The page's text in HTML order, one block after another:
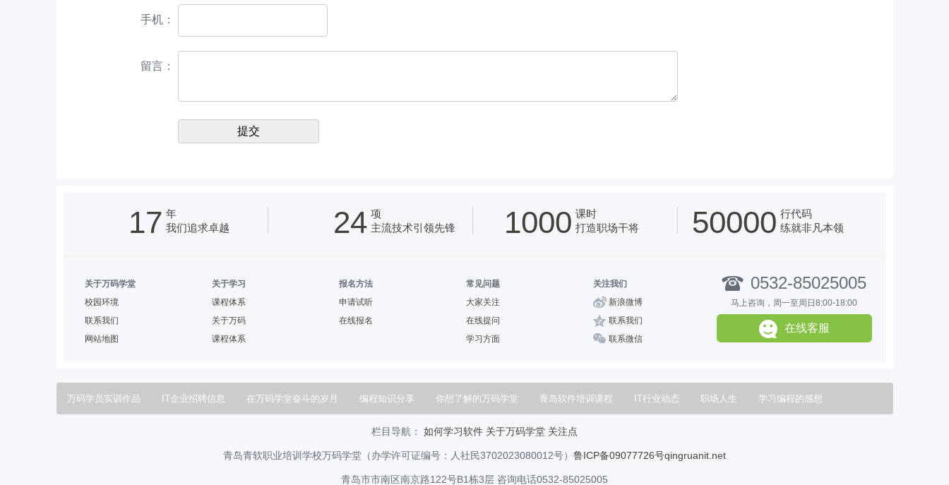
手机：
留言：
17 年
我们追求卓越
24 项
主流技术引领先锋
1000 课时
打造职场干将
50000 行代码
练就非凡本领
关于万码学堂
校园环境
联系我们
网站地图
关于学习
课程体系
关于万码
课程体系
报名方法
申请试听
在线报名
常见问题
大家关注
在线提问
学习方面
关注我们
新浪微博
联系我们
联系微信
0532-85025005
马上咨询，周一至周日8:00-18:00
在线客服
万码学员实训作品 IT企业招聘信息 在万码学堂奋斗的岁月 编程知识分享 你想了解的万码学堂 青岛软件培训课程 IT行业动态 职场人生 学习编程的感想
栏目导航： 如何学习软件 关于万码学堂 关注点
青岛青软职业培训学校万码学堂（办学许可证编号：人社民3702023080012号） 鲁ICP备09077726号qingruanit.net
青岛市市南区南京路122号B1栋3层 咨询电话0532-85025005